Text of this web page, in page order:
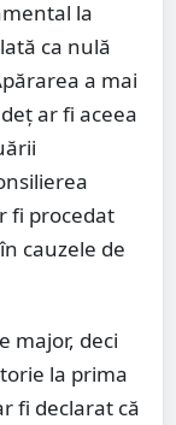
la
ca nulă
a mai
ar fi aceea
fi procedat
cauzele de
major, deci
la prima
fi declarat că